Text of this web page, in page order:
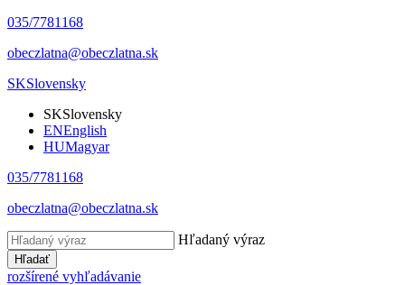
035/7781168
obeczlatna@obeczlatna.sk
SKSlovensky
SKSlovensky
ENEnglish
HUMagyar
035/7781168
obeczlatna@obeczlatna.sk
Hľadaný výraz
Hľadať
rozšírené vyhľadávanie